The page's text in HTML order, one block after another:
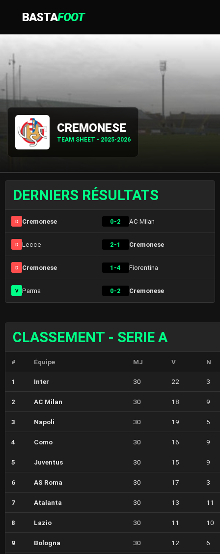
BASTAFOOT
CREMONESE
TEAM SHEET - 2025-2026
DERNIERS RÉSULTATS
D Cremonese 0-2 AC Milan
D Lecce 2-1 Cremonese
D Cremonese 1-4 Fiorentina
V Parma 0-2 Cremonese
CLASSEMENT - SERIE A
# Équipe MJ V N
1 Inter 30 22 3
2 AC Milan 30 18 9
3 Napoli 30 19 5
4 Como 30 16 9
5 Juventus 30 15 9
6 AS Roma 30 17 3
7 Atalanta 30 13 11
8 Lazio 30 11 10
9 Bologna 30 12 6